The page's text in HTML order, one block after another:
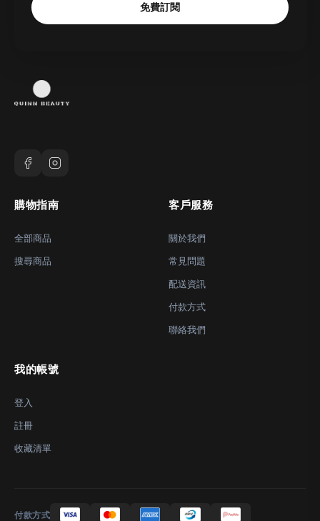
免費訂閱
購物指南
全部商品
搜尋商品
客戶服務
關於我們
常見問題
配送資訊
付款方式
聯絡我們
我的帳號
登入
註冊
收藏清單
付款方式